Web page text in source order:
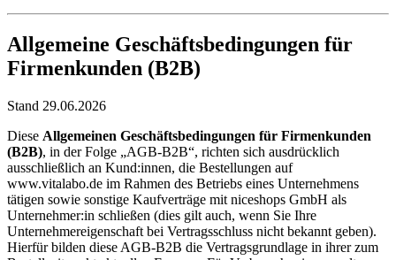
Allgemeine Geschäftsbedingungen für
Firmenkunden (B2B)
Stand 29.06.2026
Diese Allgemeinen Geschäftsbedingungen für Firmenkunden
(B2B), in der Folge „AGB-B2B“, richten sich ausdrücklich
ausschließlich an Kund:innen, die Bestellungen auf
www.vitalabo.de im Rahmen des Betriebs eines Unternehmens
tätigen sowie sonstige Kaufverträge mit niceshops GmbH als
Unternehmer:in schließen (dies gilt auch, wenn Sie Ihre
Unternehmereigenschaft bei Vertragsschluss nicht bekannt geben).
Hierfür bilden diese AGB-B2B die Vertragsgrundlage in ihrer zum